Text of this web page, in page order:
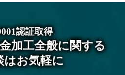
認証取得
加工全般に関する
はお気軽に